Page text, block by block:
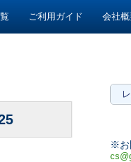
ご利用ガイド 会社
※お